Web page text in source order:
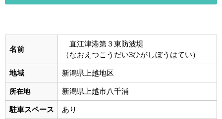
名前
直江津港第３東防波堤
（なおえつこうだい3ひがしぼうはてい）
地域 新潟県上越地区
所在地 新潟県上越市八千浦
駐車スペース あり